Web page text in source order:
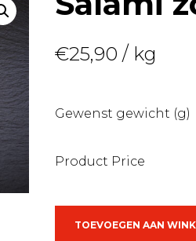
€25,90 / kg
Gewenst gewicht (g)
Product Price
TOEVOEGEN AAN